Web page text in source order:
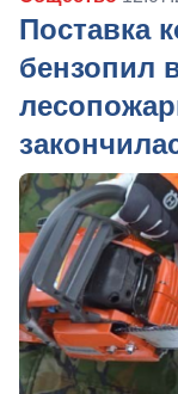
Поставка
бензопил